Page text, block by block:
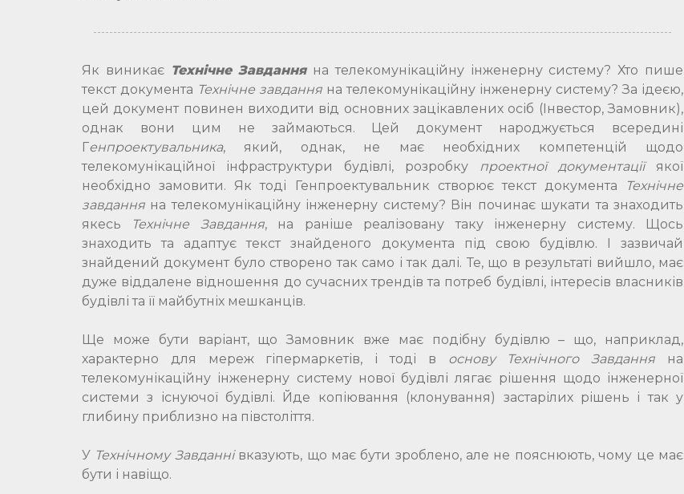
Як виникає Технічне Завданняна телекомунікаційну інженерну систему? Хто пише
текст документа Технічне завдання на телекомунікаційну інженерну систему? За ідеєю,
цей документ повинен виходити від основних зацікавлених осіб (Інвестор, Замовник),
однак вони цим не займаються. Цей документ народжується всередині
Генпроектувальника, який, однак, не має необхідних компетенцій щодо
телекомунікаційної інфраструктури будівлі, розробку проектної документаціїякої
необхідно замовити. Як тоді Генпроектувальник створює текст документа
Технічне
завдання на телекомунікаційну інженерну систему? Він починає шукати та знаходить
якесь
Технічне Завдання, на раніше реалізовану таку інженерну систему. Щось
знаходить та адаптує текст знайденого документа під свою будівлю. І зазвичай
знайдений документ було створено так само і так далі. Те, що в результаті вийшло, має
дуже віддалене відношення до сучасних трендів та потреб будівлі, інтересів власників
будівлі та її майбутніх мешканців.
Ще може бути варіант, що Замовник вже має подібну будівлю – що, наприклад,
характерно для мереж гіпермаркетів, і тоді в основу Технічного Завдання на
телекомунікаційну інженерну систему нової будівлі лягає рішення щодо інженерної
системи з існуючої будівлі. Йде копіювання (клонування) застарілих рішень і так у
глибину приблизно на півстоліття.
У Технічному Завданнівказують, що має бути зроблено, але не пояснюють, чому це має
бути і навіщо.